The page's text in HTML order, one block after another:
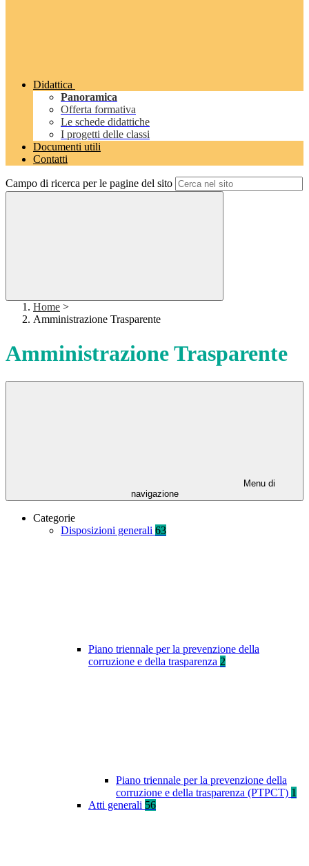
Didattica
Panoramica
Offerta formativa
Le schede didattiche
I progetti delle classi
Documenti utili
Contatti
Campo di ricerca per le pagine del sito
Home >
Amministrazione Trasparente
Amministrazione Trasparente
Menu di
navigazione
Categorie
Disposizioni generali 63
Piano triennale per la prevenzione della
corruzione e della trasparenza 2
Piano triennale per la prevenzione della
corruzione e della trasparenza (PTPCT) 1
Atti generali 56